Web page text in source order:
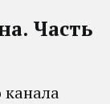
Часть